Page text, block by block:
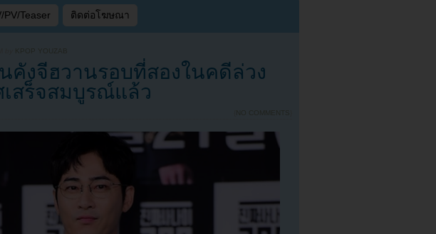
PV/Teaser ติดต่อโฆษณา
KPOP YOUZAB
คังจีฮวานรอบที่สองในคดีล่วง
เสร็จสมบูรณ์แล้ว
NO COMMENTS